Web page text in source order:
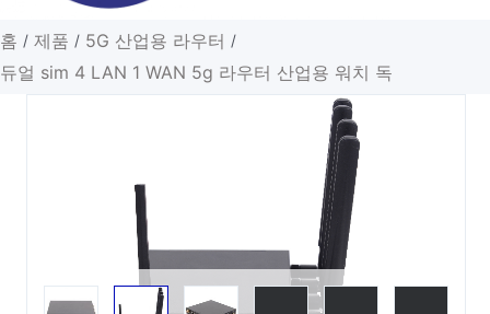
홈 / 제품 / 5G 산업용 라우터 /
듀얼 sim 4 LAN 1 WAN 5g 라우터 산업용 워치 독